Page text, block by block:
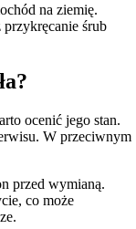
na ziemię.
śrub
ocenić jego stan.
W przeciwnym
przed wymianą.
co może